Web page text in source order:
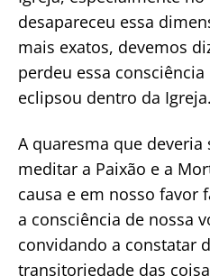
desapareceu essa
mais exatos, devemos
perdeu essa
eclipsou dentro da Igreja.
A quaresma que
meditar a Paixão e a
causa e em nosso favor
a consciência de nossa
convidando a constatar
transitoriedade das